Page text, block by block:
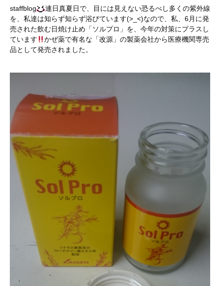
staffblog
連日真夏日で、目には見えない恐るべし多くの紫外線
を、私達は知らず知らず浴びています(>_<)なので、私、6月に発
売された飲む日焼け止め「ソルプロ」を、今年の対策にプラスし
ています
かぜ薬で有名な「改源」の製薬会社から医療機関専売
品として発売されました。